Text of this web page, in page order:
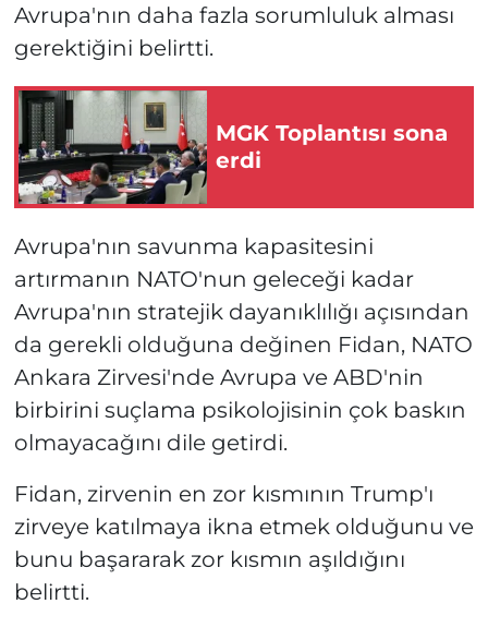
Avrupa'nın daha fazla sorumluluk alması
gerektiğini belirtti.
MGK Toplantısı sona
erdi
Avrupa'nın savunma kapasitesini
artırmanın NATO'nun geleceği kadar
Avrupa'nın stratejik dayanıklılığı açısından
da gerekli olduğuna değinen Fidan, NATO
Ankara Zirvesi'nde Avrupa ve ABD'nin
birbirini suçlama psikolojisinin çok baskın
olmayacağını dile getirdi.
Fidan, zirvenin en zor kısmının Trump'ı
zirveye katılmaya ikna etmek olduğunu ve
bunu başararak zor kısmın aşıldığını
belirtti.